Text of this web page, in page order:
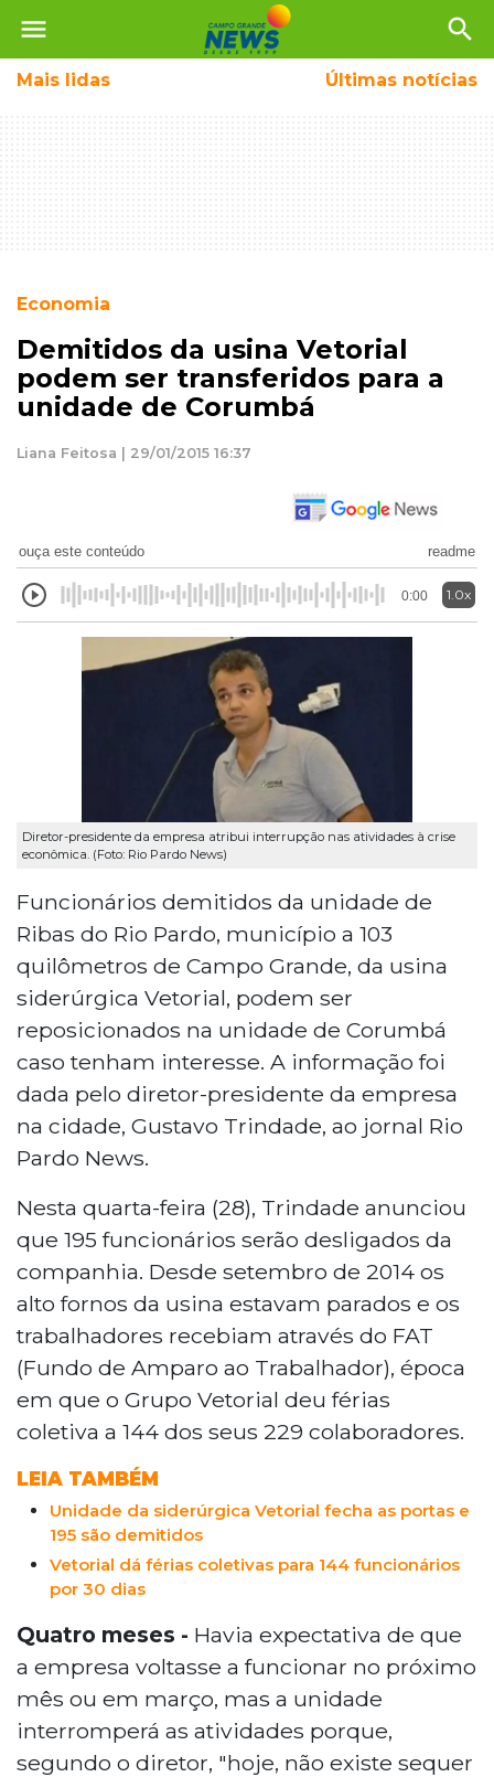
menu search
Mais lidas Últimas notícias
Economia
Demitidos da usina Vetorial
podem ser transferidos para a
unidade de Corumbá
Liana Feitosa | 29/01/2015 16:37
ouça este conteúdo readme
0:00 1.0x
Diretor-presidente da empresa atribui interrupção nas atividades à crise
econômica. (Foto: Rio Pardo News)
Funcionários demitidos da unidade de
Ribas do Rio Pardo, município a 103
quilômetros de Campo Grande, da usina
siderúrgica Vetorial, podem ser
reposicionados na unidade de Corumbá
caso tenham interesse. A informação foi
dada pelo diretor-presidente da empresa
na cidade, Gustavo Trindade, ao jornal Rio
Pardo News.
Nesta quarta-feira (28), Trindade anunciou
que 195 funcionários serão desligados da
companhia. Desde setembro de 2014 os
alto fornos da usina estavam parados e os
trabalhadores recebiam através do FAT
(Fundo de Amparo ao Trabalhador), época
em que o Grupo Vetorial deu férias
coletiva a 144 dos seus 229 colaboradores.
LEIA TAMBÉM
Unidade da siderúrgica Vetorial fecha as portas e
195 são demitidos
Vetorial dá férias coletivas para 144 funcionários
por 30 dias
Quatro meses - Havia expectativa de que
a empresa voltasse a funcionar no próximo
mês ou em março, mas a unidade
interromperá as atividades porque,
segundo o diretor, "hoje, não existe sequer